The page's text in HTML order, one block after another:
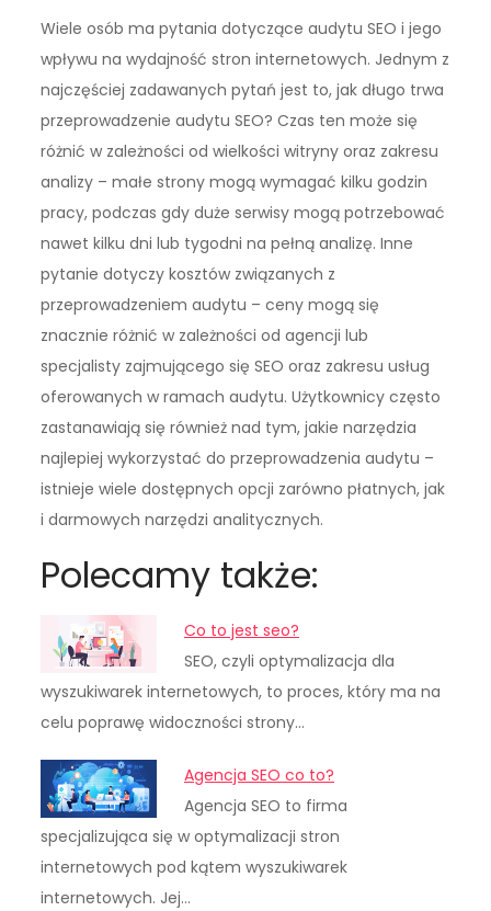
Wiele osób ma pytania dotyczące audytu SEO i jego
wpływu na wydajność stron internetowych. Jednym z
najczęściej zadawanych pytań jest to, jak długo trwa
przeprowadzenie audytu SEO? Czas ten może się
różnić w zależności od wielkości witryny oraz zakresu
analizy – małe strony mogą wymagać kilku godzin
pracy, podczas gdy duże serwisy mogą potrzebować
nawet kilku dni lub tygodni na pełną analizę. Inne
pytanie dotyczy kosztów związanych z
przeprowadzeniem audytu – ceny mogą się
znacznie różnić w zależności od agencji lub
specjalisty zajmującego się SEO oraz zakresu usług
oferowanych w ramach audytu. Użytkownicy często
zastanawiają się również nad tym, jakie narzędzia
najlepiej wykorzystać do przeprowadzenia audytu –
istnieje wiele dostępnych opcji zarówno płatnych, jak
i darmowych narzędzi analitycznych.
Polecamy także:
Co to jest seo?
SEO, czyli optymalizacja dla
wyszukiwarek internetowych, to proces, który ma na
celu poprawę widoczności strony…
Agencja SEO co to?
Agencja SEO to firma
specjalizująca się w optymalizacji stron
internetowych pod kątem wyszukiwarek
internetowych. Jej…